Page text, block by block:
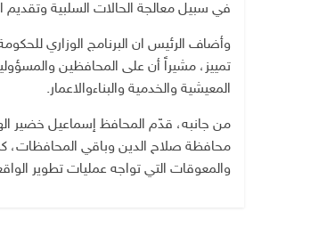
في سبيل معالجة الحالات السلبية وتقديم
وأضاف الرئيس ان البرنامج الوزاري
تمييز، مشيراً أن على المحافظين
المعيشية والخدمية والبناءوالاعمار.
من جانبه، قدّم المحافظ إسماعيل خضير
محافظة صلاح الدين وباقي المحافظات،
والمعوقات التي تواجه عمليات تطوير